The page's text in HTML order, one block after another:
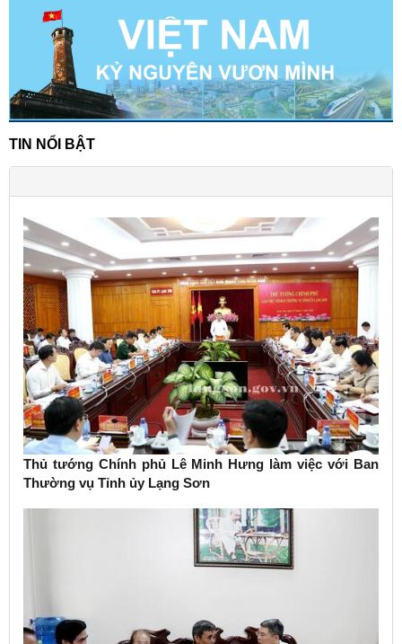
TIN NỔI BẬT
Thủ tướng Chính phủ Lê Minh Hưng làm việc với Ban
Thường vụ Tỉnh ủy Lạng Sơn